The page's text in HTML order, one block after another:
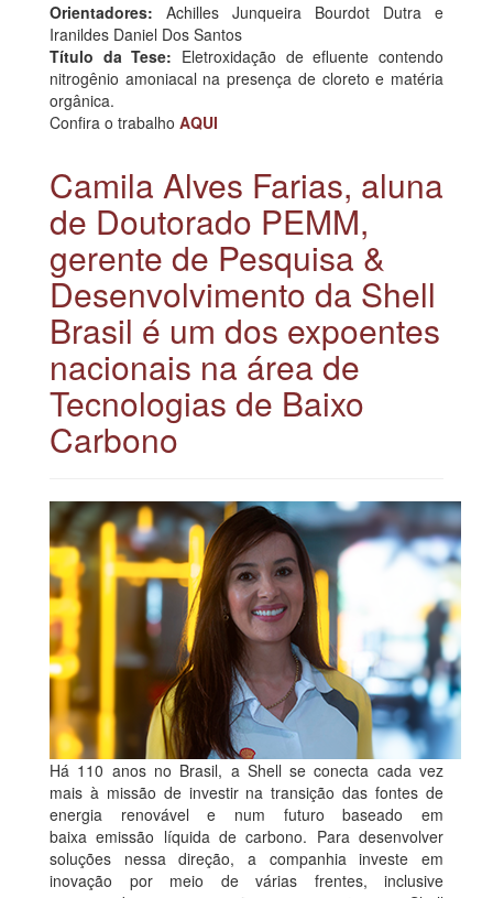
Orientadores: Achilles Junqueira Bourdot Dutra e
Iranildes Daniel Dos Santos
Título da Tese: Eletroxidação de efluente contendo
nitrogênio amoniacal na presença de cloreto e matéria
orgânica.
Confira o trabalho AQUI
Camila Alves Farias, aluna
de Doutorado PEMM,
gerente de Pesquisa &
Desenvolvimento da Shell
Brasil é um dos expoentes
nacionais na área de
Tecnologias de Baixo
Carbono
Há 110 anos no Brasil, a Shell se conecta cada vez
mais à missão de investir na transição das fontes de
energia renovável e num futuro baseado em
baixa emissão líquida de carbono. Para desenvolver
soluções nessa direção, a companhia investe em
inovação por meio de várias frentes, inclusive